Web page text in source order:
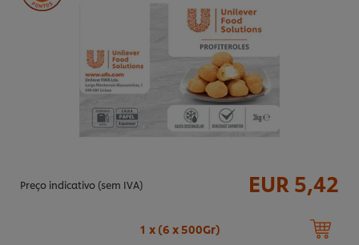
Preço indicativo (sem IVA) EUR 5,42
1 x (6 x 500Gr)